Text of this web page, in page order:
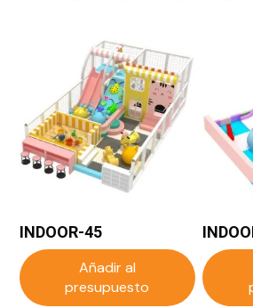
INDOOR-45
Añadir al
presupuesto